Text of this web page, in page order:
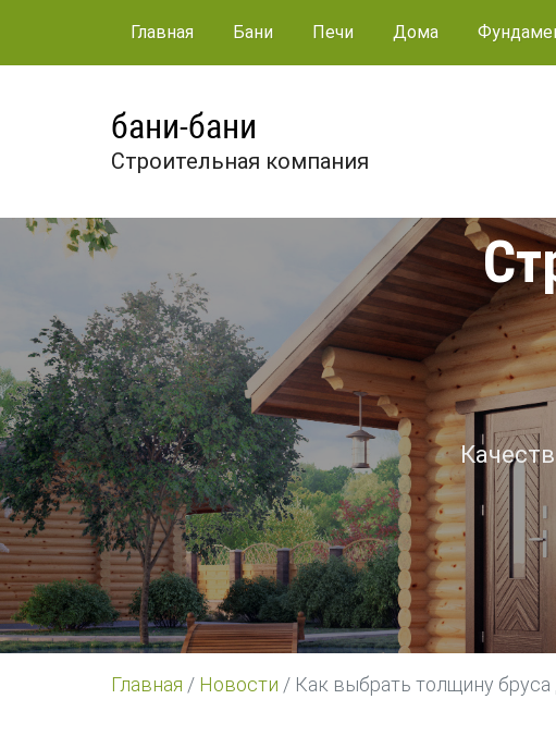
Главная Бани Печи Дома
бани-бани
Строительная компания
Главная / Новости / Как выбрать толщину бруса